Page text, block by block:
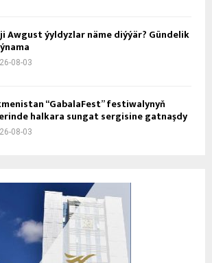
Awgust ýyldyzlar näme diýýär? Gündelik
08-03
“GabalaFest” festiwalynyň
halkara sungat sergisine gatnaşdy
08-03